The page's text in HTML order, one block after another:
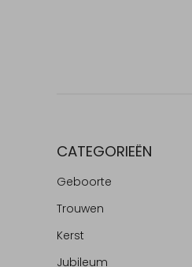
CATEGORIEËN
Geboorte
Trouwen
Kerst
Jubileum